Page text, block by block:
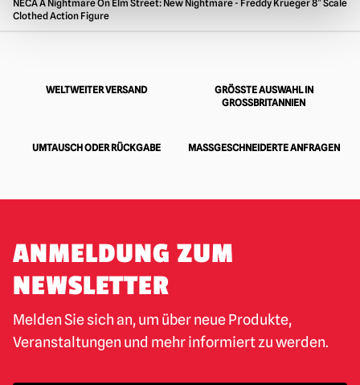
NECA A Nightmare On Elm Street: New Nightmare - Freddy Krueger 8″ Scale
Clothed Action Figure
WELTWEITER VERSAND
GRÖSSTE AUSWAHL IN G
ROSSBRITANNIEN
UMTAUSCH ODER RÜCKGABE MASSGESCHNEIDERTE ANFRAGEN
ANMELDUNG ZUM
NEWSLETTER
Melden Sie sich an, um über neue Produkte,
Veranstaltungen und mehr informiert zu werden.